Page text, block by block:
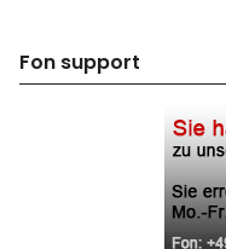
Fon support